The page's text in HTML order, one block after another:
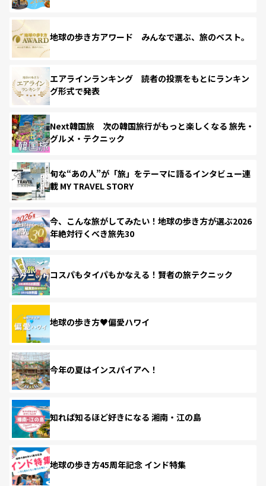
地球の歩き方アワード みんなで選ぶ、旅のベスト。
エアラインランキング 読者の投票をもとにランキン
グ形式で発表
Next韓国旅 次の韓国旅行がもっと楽しくなる 旅先・
グルメ・テクニック
旬な“あの人”が「旅」をテーマに語るインタビュー連
載 MY TRAVEL STORY
今、こんな旅がしてみたい！地球の歩き方が選ぶ2026
年絶対行くべき旅先30
コスパもタイパもかなえる！賢者の旅テクニック
地球の歩き方♥偏愛ハワイ
今年の夏はインスパイアへ！
知れば知るほど好きになる 湘南・江の島
地球の歩き方45周年記念 インド特集